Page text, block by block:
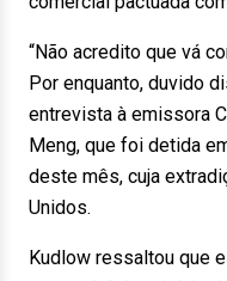
“Não acredito que vá
Por enquanto, duvido
entrevista à emissora
Meng, que foi detida
deste mês, cuja
Unidos.
Kudlow ressaltou que